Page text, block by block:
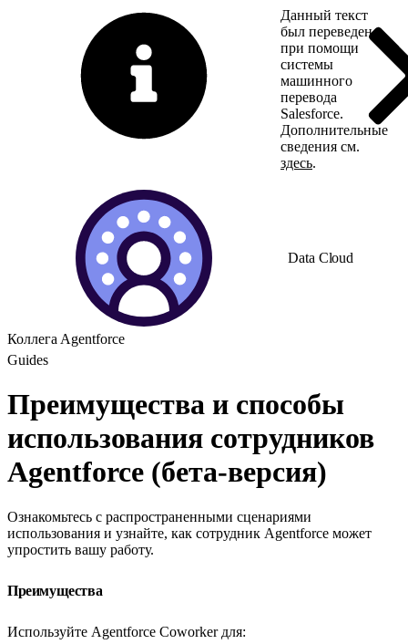
Данный текст
был переведен
при помощи
системы
машинного
перевода
Salesforce.
Дополнительные
сведения см.
здесь.
Data Cloud
Коллега Agentforce
Guides
Преимущества и способы
использования сотрудников
Agentforce (бета-версия)
Ознакомьтесь с распространенными сценариями
использования и узнайте, как сотрудник Agentforce может
упростить вашу работу.
Преимущества
Используйте Agentforce Coworker для: